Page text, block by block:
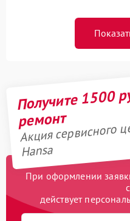
Получите 1500
ремонт
Акция сервисного
Hansa
При оформлении
действует